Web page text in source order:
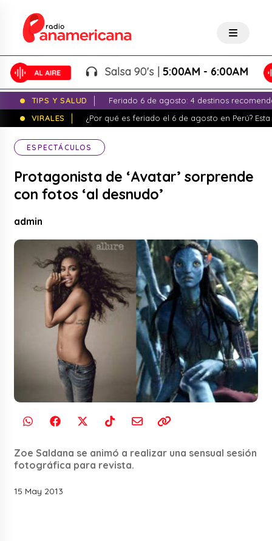
Salsa 90's |5:00AM - 6:00AM
TIPS Y SALUD
Feriado 6 de agosto: 4 destinos
VIRALES
¿Por qué es feriado el 6 de agosto en Perú?
ESPECTÁCULOS
Protagonista de ‘Avatar’ sorprende
con fotos ‘al desnudo’
admin
Zoe Saldana se animó a realizar una sensual sesión
fotográfica para revista.
15 May 2013